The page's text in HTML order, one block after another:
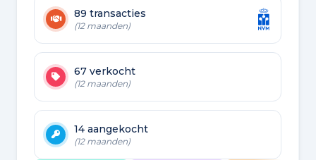
89 transacties
(12 maanden)
67 verkocht
(12 maanden)
14 aangekocht
(12 maanden)